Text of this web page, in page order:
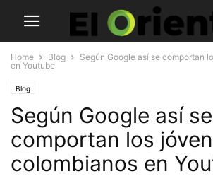
Home Blog
Según Google así se comportan
en Youtube
Blog
Según Google así se
comportan los
colombianos en